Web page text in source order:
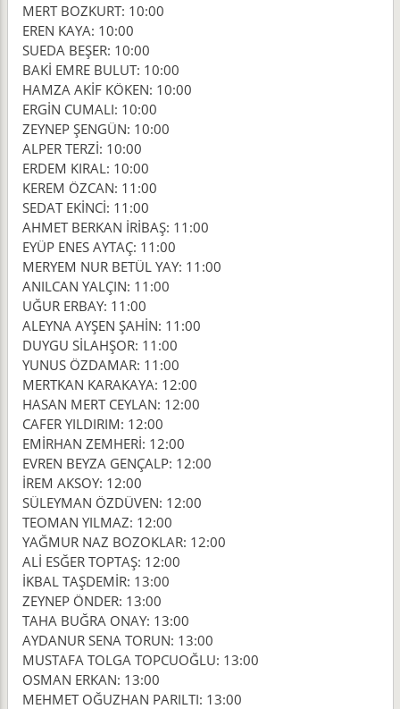
MERT BOZKURT: 10:00
EREN KAYA: 10:00
SUEDA BEŞER: 10:00
BAKİ EMRE BULUT: 10:00
HAMZA AKİF KÖKEN: 10:00
ERGİN CUMALI: 10:00
ZEYNEP ŞENGÜN: 10:00
ALPER TERZİ: 10:00
ERDEM KIRAL: 10:00
KEREM ÖZCAN: 11:00
SEDAT EKİNCİ: 11:00
AHMET BERKAN İRİBAŞ: 11:00
EYÜP ENES AYTAÇ: 11:00
MERYEM NUR BETÜL YAY: 11:00
ANILCAN YALÇIN: 11:00
UĞUR ERBAY: 11:00
ALEYNA AYŞEN ŞAHİN: 11:00
DUYGU SİLAHŞOR: 11:00
YUNUS ÖZDAMAR: 11:00
MERTKAN KARAKAYA: 12:00
HASAN MERT CEYLAN: 12:00
CAFER YILDIRIM: 12:00
EMİRHAN ZEMHERİ: 12:00
EVREN BEYZA GENÇALP: 12:00
İREM AKSOY: 12:00
SÜLEYMAN ÖZDÜVEN: 12:00
TEOMAN YILMAZ: 12:00
YAĞMUR NAZ BOZOKLAR: 12:00
ALİ ESĞER TOPTAŞ: 12:00
İKBAL TAŞDEMİR: 13:00
ZEYNEP ÖNDER: 13:00
TAHA BUĞRA ONAY: 13:00
AYDANUR SENA TORUN: 13:00
MUSTAFA TOLGA TOPCUOĞLU: 13:00
OSMAN ERKAN: 13:00
MEHMET OĞUZHAN PARILTI: 13:00